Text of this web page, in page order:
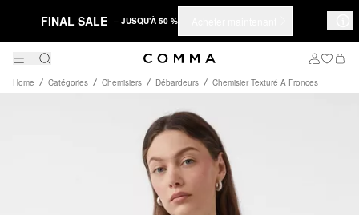
FINAL SALE – JUSQU'À 50 %
Home Catégories Chemisiers Débardeurs Chemisier Texturé À Fronces